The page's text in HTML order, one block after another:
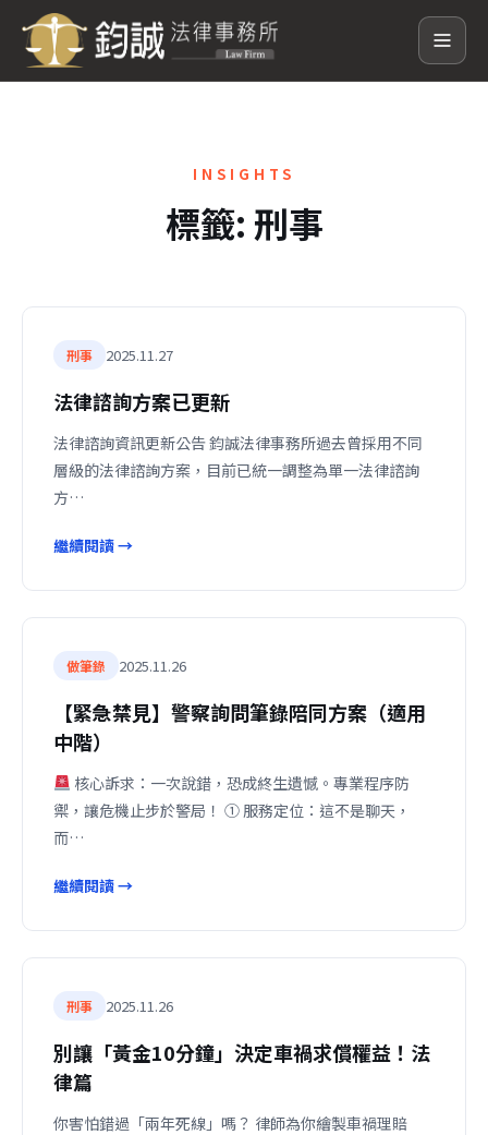
INSIGHTS
標籤: 刑事
刑事 2025.11.27
法律諮詢方案已更新
法律諮詢資訊更新公告 鈞誠法律事務所過去曾採用不同
層級的法律諮詢方案，目前已統一調整為單一法律諮詢
方…
繼續閱讀 →
做筆錄 2025.11.26
【緊急禁見】警察詢問筆錄陪同方案（適用
中階）
核心訴求：一次說錯，恐成終生遺憾。專業程序防
禦，讓危機止步於警局！ ① 服務定位：這不是聊天，
而…
繼續閱讀 →
刑事 2025.11.26
別讓「黃金10分鐘」決定車禍求償權益！法
律篇
你害怕錯過「兩年死線」嗎？ 律師為你繪製車禍理賠